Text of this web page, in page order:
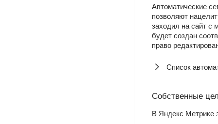
Автоматические
позволяют
заходил на сайт с
будет создан
право
Список
Собственные
В Яндекс Метрике